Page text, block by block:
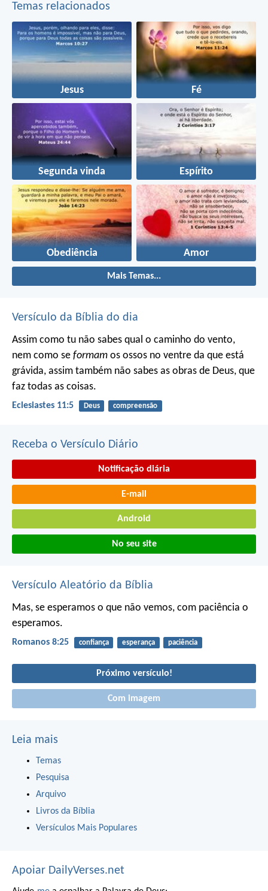
Temas relacionados
Jesus Fé
Segunda vinda Espírito
Obediência Amor
Mais Temas...
Versículo da Bíblia do dia
Assim como tu não sabes qual o caminho do vento,
nem como se formam os ossos no ventre da que está
grávida, assim também não sabes as obras de Deus, que
faz todas as coisas.
Eclesiastes 11:5 Deus compreensão
Receba o Versículo Diário
Notificação diária
E-mail
Android
No seu site
Versículo Aleatório da Bíblia
Mas, se esperamos o que não vemos, com paciência o
esperamos.
Romanos 8:25 confiança esperança paciência
Próximo versículo!
Com imagem
Leia mais
Temas
Pesquisa
Arquivo
Livros da Bíblia
Versículos Mais Populares
Apoiar DailyVerses.net